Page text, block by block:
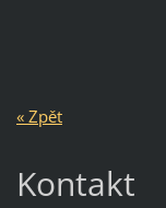
« Zpět
Kontakt